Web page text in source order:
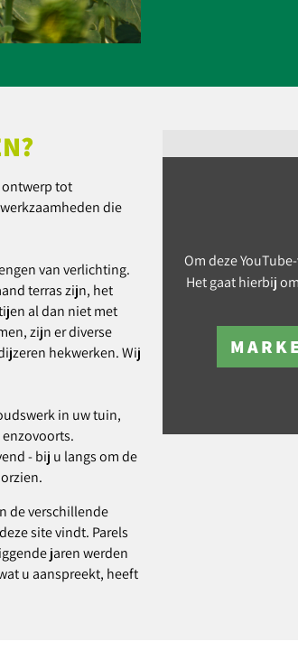
ontwerp tot
die
van verlichting.
terras zijn, het
al dan niet met
zijn er diverse
hekwerken. Wij
in uw tuin,
- bij u langs om de
de verschillende
site vindt. Parels
jaren werden
u aanspreekt, heeft
Om deze
Het gaat hierbij